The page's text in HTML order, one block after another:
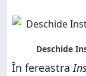
În fereastra